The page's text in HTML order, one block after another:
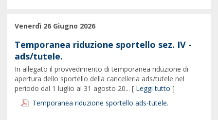
Venerdì 26 Giugno 2026
Temporanea riduzione sportello sez. IV -
ads/tutele.
In allegato il provvedimento di temporanea riduzione di
apertura dello sportello della cancelleria ads/tutele nel
periodo dal 1 luglio al 31 agosto 20... [ Leggi tutto ]
Temporanea riduzione sportello ads-tutele.